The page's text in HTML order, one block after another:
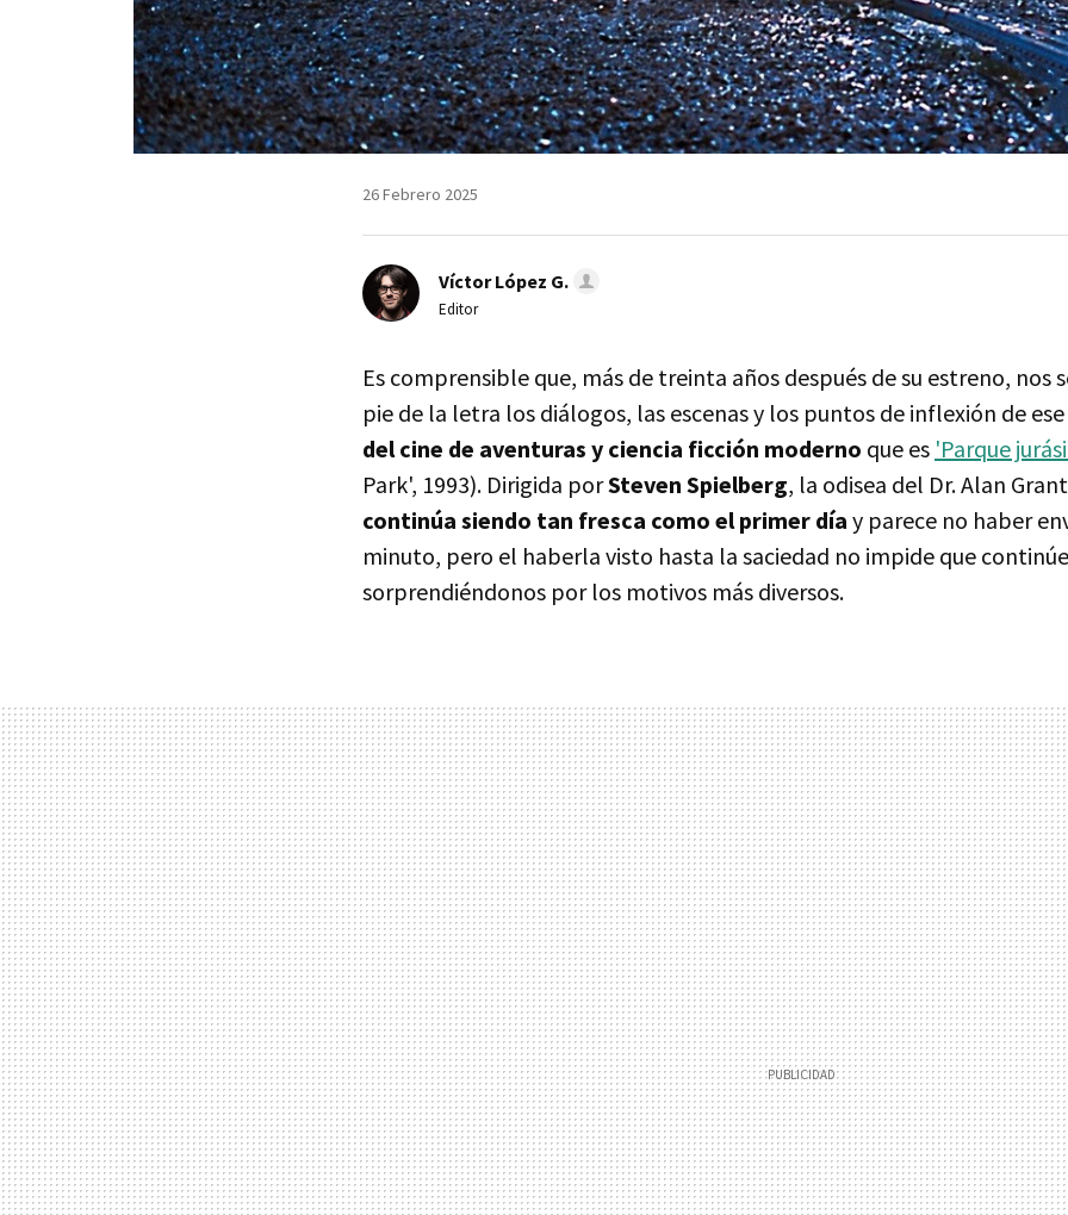
26 Febrero 2025
Víctor López G.
Editor
Es comprensible que, más de treinta años después de su estreno, nos
pie de la letra los diálogos, las escenas y los puntos de inflexión de ese
del cine de aventuras y ciencia ficción moderno que es 'Parque
Park', 1993). Dirigida porSteven Spielberg, la odisea del Dr. Alan
continúa siendo tan fresca como el primer día y parece no haber
minuto, pero el haberla visto hasta la saciedad no impide que continúe
sorprendiéndonos por los motivos más diversos.